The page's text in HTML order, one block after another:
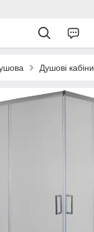
Душові кабіни